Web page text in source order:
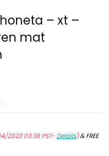
– xt –
mat
2023 03:38 PST- Details)&FREE